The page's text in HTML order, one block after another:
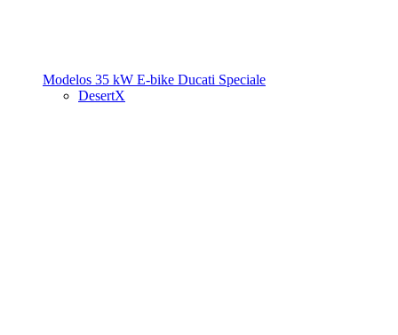
Modelos 35 kW E-bike Ducati Speciale
DesertX